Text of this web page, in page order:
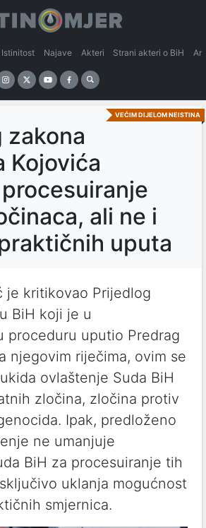
Istinitost Najave Akteri Strani akteri o BiH
VEĆIM DIJELOM NEISTINA
zakona
Kojovića
ali ne i
uputa
je kritikovao Prijedlog
BiH koji je u
proceduru uputio Predrag
njegovim riječima, ovim se
ovlaštenje Suda BiH
zločina, zločina protiv
Ipak, predloženo
ne umanjuje
BiH za procesuiranje tih
uklanja mogućnost
smjernica.